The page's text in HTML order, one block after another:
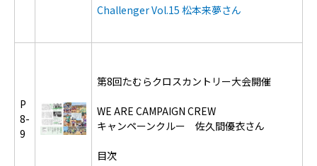
Challenger Vol.15 松本来夢さん
P
8-
9
第8回たむらクロスカントリー大会開催
WE ARE CAMPAIGN CREW
キャンペーンクルー 佐久間優衣さん
目次